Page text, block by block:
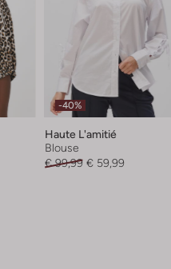
-40%
Haute L'amitié
Blouse
€ 99,99 € 59,99